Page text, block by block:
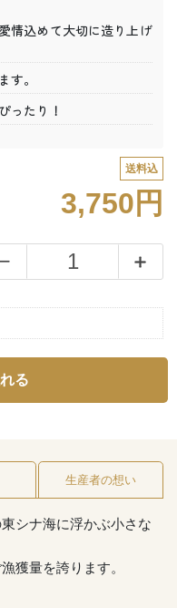
情込めて大切に造り上げ
す。
ったり！
送料込
3,750円
る
生産者の想い
シナ海に浮かぶ小さな
獲量を誇ります。